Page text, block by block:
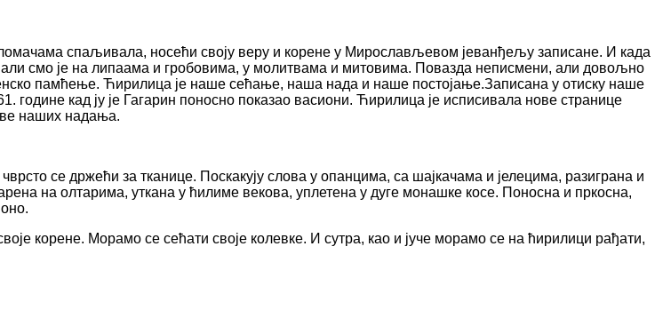
спаљивала, носећи своју веру и корене у Мирослављевом јеванђељу записане. И када
смо је на липаама и гробовима, у молитвама и митовима. Повазда неписмени, али довољно
памћење. Ћирилица је наше сећање, наша нада и наше постојање.Записана у отиску наше
кад ју је Гагарин поносно показао васиони. Ћирилица је исписивала нове странице
наших надања.
се држећи за тканице. Поскакују слова у опанцима, са шајкачама и јелецима, разиграна и
на олтарима, уткана у ћилиме векова, уплетена у дуге монашке косе. Поносна и пркосна,
корене. Морамо се сећати своје колевке. И сутра, као и јуче морамо се на ћирилици рађати,